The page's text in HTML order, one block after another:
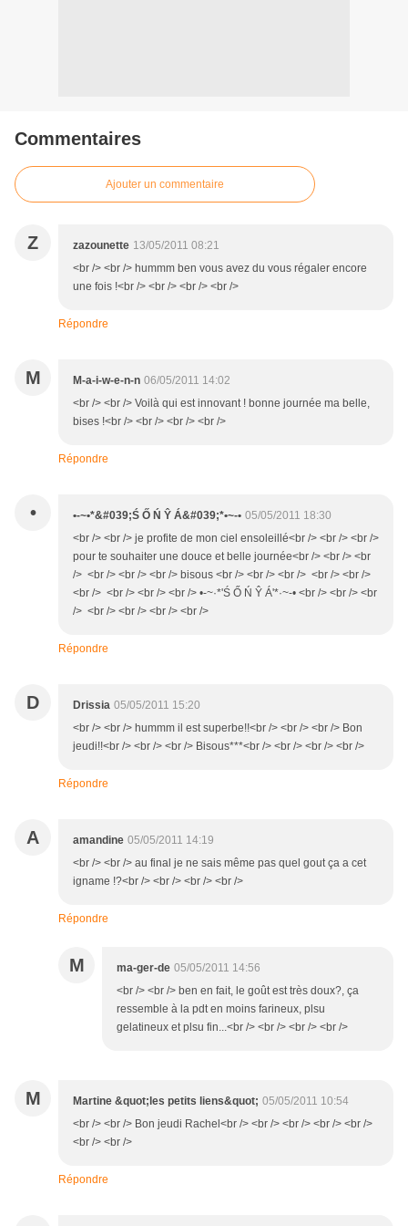
Commentaires
Ajouter un commentaire
Z zazounette 13/05/2011 08:21
<br /> <br /> hummm ben vous avez du vous régaler encore
une fois !<br /> <br /> <br /> <br />
Répondre
M M-a-i-w-e-n-n 06/05/2011 14:02
<br /> <br /> Voilà qui est innovant ! bonne journée ma belle,
bises !<br /> <br /> <br /> <br />
Répondre
• •-~•*&#039;Ś Ő Ń Ŷ Á&#039;*•~-• 05/05/2011 18:30
<br /> <br /> je profite de mon ciel ensoleillé<br /> <br /> <br />
pour te souhaiter une douce et belle journée<br /> <br /> <br
/> <br /> <br /> <br /> bisous <br /> <br /> <br /> <br /> <br />
<br /> <br /> <br /> <br /> •-~·*'Ś Ő Ń Ŷ Á'*·~-• <br /> <br /> <br
/> <br /> <br /> <br /> <br />
Répondre
D Drissia 05/05/2011 15:20
<br /> <br /> hummm il est superbe!!<br /> <br /> <br /> Bon
jeudi!!<br /> <br /> <br /> Bisous***<br /> <br /> <br /> <br />
Répondre
A amandine 05/05/2011 14:19
<br /> <br /> au final je ne sais même pas quel gout ça a cet
igname !?<br /> <br /> <br /> <br />
Répondre
M ma-ger-de 05/05/2011 14:56
<br /> <br /> ben en fait, le goût est très doux?, ça
ressemble à la pdt en moins farineux, plsu
gelatineux et plsu fin...<br /> <br /> <br /> <br />
M Martine &quot;les petits liens&quot; 05/05/2011 10:54
<br /> <br /> Bon jeudi Rachel<br /> <br /> <br /> <br /> <br />
<br /> <br />
Répondre